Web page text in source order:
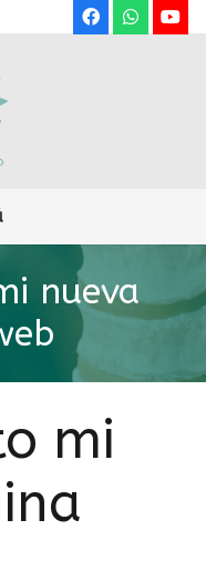
nueva
mi